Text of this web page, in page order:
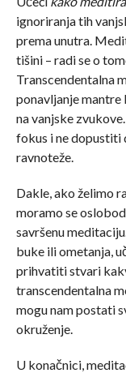
ignoriranja tih
prema unutra.
tišini – radi se o
Transcendentalna
ponavljanje mantre
na vanjske
fokus i ne dopustiti
ravnoteže.
Dakle, ako želimo
moramo se
savršenu
buke ili ometanja,
prihvatiti stvari
transcendentalna
mogu nam postati
okruženje.
U konačnici,